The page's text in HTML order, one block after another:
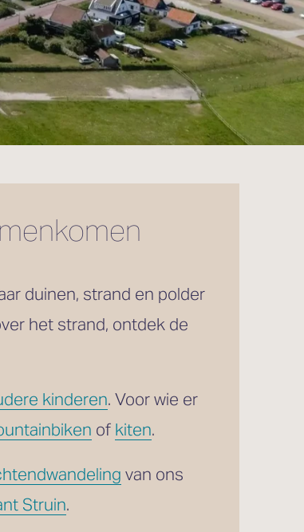
duinen, strand en polder
het strand, ontdek de
kinderen. Voor wie er
of kiten.
Struin.